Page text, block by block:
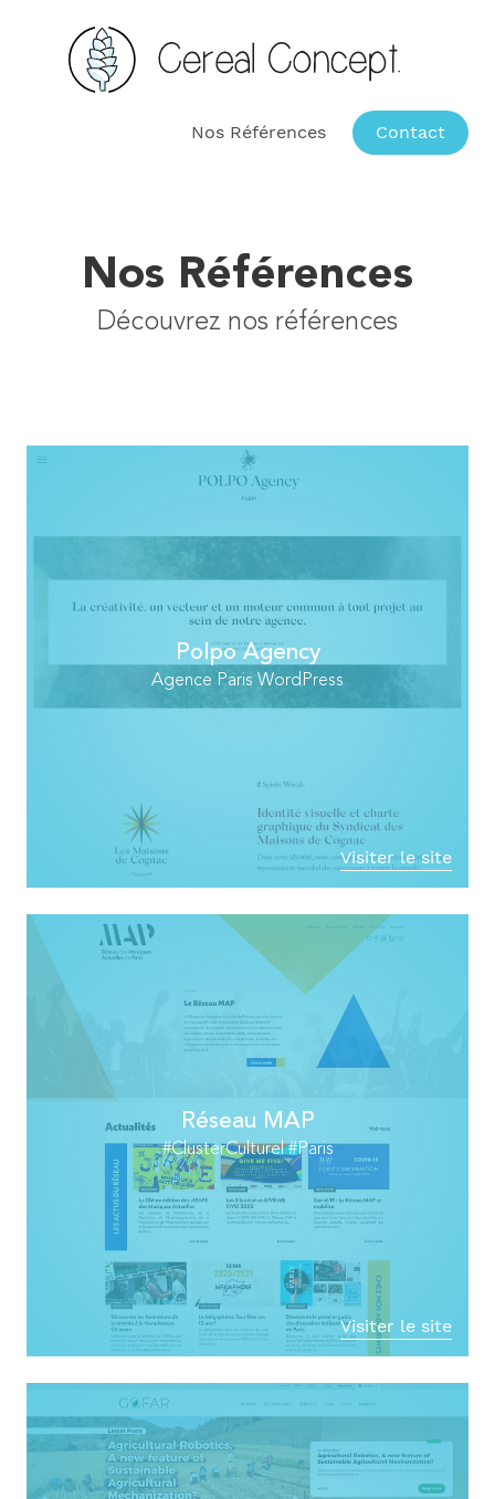
Nos Références Contact
Nos Références
Découvrez nos références
Polpo Agency
Agence Paris WordPress
Visiter le site
Réseau MAP
#ClusterCulturel #Paris
Visiter le site